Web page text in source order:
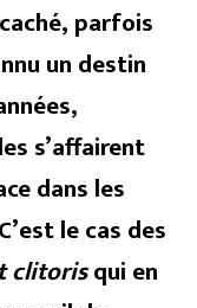
parfois
un destin
s’affairent
dans les
le cas des
clitorisqui en